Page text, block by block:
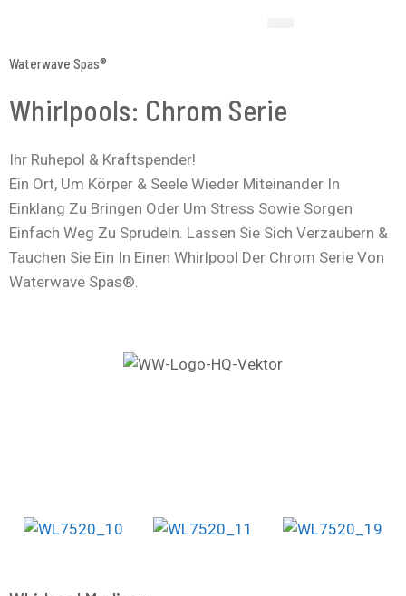
Springen
Waterwave Spas®
Whirlpools: Chrom Serie
Ihr Ruhepol & Kraftspender!
Ein Ort, Um Körper & Seele Wieder Miteinander In
Einklang Zu Bringen Oder Um Stress Sowie Sorgen
Einfach Weg Zu Sprudeln. Lassen Sie Sich Verzaubern &
Tauchen Sie Ein In Einen Whirlpool Der Chrom Serie Von
Waterwave Spas®.